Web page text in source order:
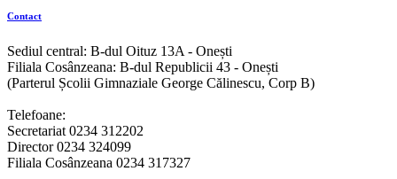
Contact
Sediul central: B-dul Oituz 13A - Onești
Filiala Cosânzeana: B-dul Republicii 43 - Onești
(Parterul Școlii Gimnaziale George Călinescu, Corp B)
Telefoane:
Secretariat 0234 312202
Director 0234 324099
Filiala Cosânzeana 0234 317327